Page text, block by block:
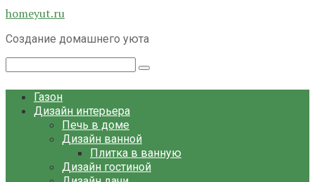
Перейти
контенту
homeyut.ru
Создание домашнего уюта
Газон
Дизайн интерьера
Печь в доме
Дизайн ванной
Плитка в ванную
Дизайн гостиной